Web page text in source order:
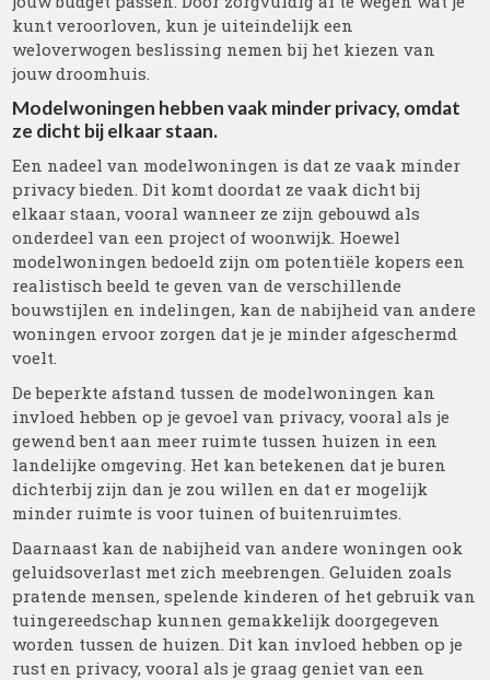
kunt veroorloven, kun je uiteindelijk een
weloverwogen beslissing nemen bij het kiezen van
jouw droomhuis.
Modelwoningen hebben vaak minder privacy, omdat
ze dicht bij elkaar staan.
Een nadeel van modelwoningen is dat ze vaak minder
privacy bieden. Dit komt doordat ze vaak dicht bij
elkaar staan, vooral wanneer ze zijn gebouwd als
onderdeel van een project of woonwijk. Hoewel
modelwoningen bedoeld zijn om potentiële kopers een
realistisch beeld te geven van de verschillende
bouwstijlen en indelingen, kan de nabijheid van andere
woningen ervoor zorgen dat je je minder afgeschermd
voelt.
De beperkte afstand tussen de modelwoningen kan
invloed hebben op je gevoel van privacy, vooral als je
gewend bent aan meer ruimte tussen huizen in een
landelijke omgeving. Het kan betekenen dat je buren
dichterbij zijn dan je zou willen en dat er mogelijk
minder ruimte is voor tuinen of buitenruimtes.
Daarnaast kan de nabijheid van andere woningen ook
geluidsoverlast met zich meebrengen. Geluiden zoals
pratende mensen, spelende kinderen of het gebruik van
tuingereedschap kunnen gemakkelijk doorgegeven
worden tussen de huizen. Dit kan invloed hebben op je
rust en privacy, vooral als je graag geniet van een